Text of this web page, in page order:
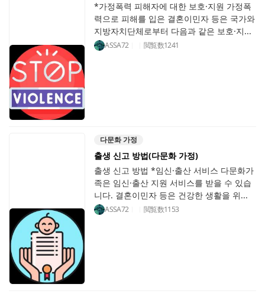
*가정폭력 피해자에 대한 보호·지원 가정폭
력으로 피해를 입은 결혼이민자 등은 국가와
지방자치단체로부터 다음과 같은 보호·지...
ASSA72 閲覧数1241
다문화 가정
출생 신고 방법(다문화 가정)
출생 신고 방법 *임신·출산 서비스 다문화가
족은 임신·출산 지원 서비스를 받을 수 있습
니다. 결혼이민자 등은 건강한 생활을 위...
ASSA72 閲覧数1153